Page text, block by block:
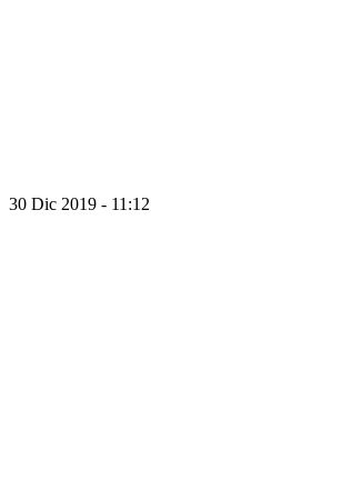
30 Dic 2019 - 11:12